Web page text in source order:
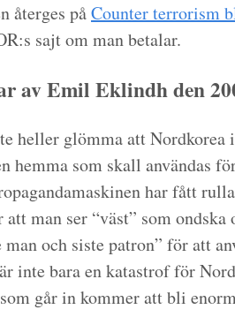
återges påCounter terrorism
sajt om man betalar.
av Emil Eklindh den
heller glömma att Nordkorea
hemma som skall användas
har fått
att man ser “väst” som
och siste patron” för att
inte bara en katastrof för
går in kommer att bli